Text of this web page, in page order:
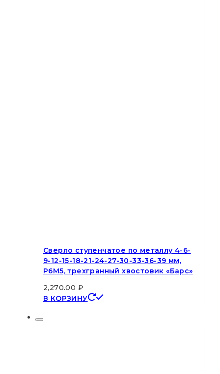
Сверло ступенчатое по металлу 4-6-
9-12-15-18-21-24-27-30-33-36-39 мм,
Р6М5, трехгранный хвостовик «Барс»
2,270.00 ₽
В КОРЗИНУ